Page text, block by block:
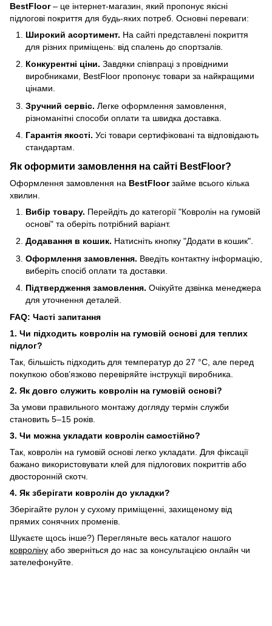
BestFloor– це інтернет-магазин, який пропонує якісні
підлогові покриття для будь-яких потреб. Основні переваги:
Широкий асортимент. На сайті представлені покриття
для різних приміщень: від спалень до спортзалів.
Конкурентні ціни. Завдяки співпраці з провідними
виробниками, BestFloor пропонує товари за найкращими
цінами.
Зручний сервіс. Легке оформлення замовлення,
різноманітні способи оплати та швидка доставка.
Гарантія якості. Усі товари сертифіковані та відповідають
стандартам.
Як оформити замовлення на сайті BestFloor?
Оформлення замовлення на BestFloorзайме всього кілька
хвилин.
Вибір товару. Перейдіть до категорії "Ковролін на гумовій
основі" та оберіть потрібний варіант.
Додавання в кошик. Натисніть кнопку "Додати в кошик".
Оформлення замовлення. Введіть контактну інформацію,
виберіть спосіб оплати та доставки.
Підтвердження замовлення. Очікуйте дзвінка менеджера
для уточнення деталей.
FAQ: Часті запитання
1. Чи підходить ковролін на гумовій основі для теплих
підлог?
Так, більшість підходить для температур до 27 °C, але перед
покупкою обов’язково перевіряйте інструкції виробника.
2. Як довго служить ковролін на гумовій основі?
За умови правильного монтажу догляду термін служби
становить 5–15 років.
3. Чи можна укладати ковролін самостійно?
Так, ковролін на гумовій основі легко укладати. Для фіксації
бажано використовувати клей для підлогових покриттів або
двосторонній скотч.
4. Як зберігати ковролін до укладки?
Зберігайте рулон у сухому приміщенні, захищеному від
прямих сонячних променів.
Шукаєте щось інше?) Перегляньте весь каталог нашого
ковроліну або зверніться до нас за консультацією онлайн чи
зателефонуйте.